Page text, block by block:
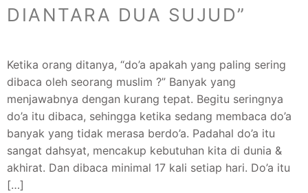
DIANTARA DUA SUJUD”
Ketika orang ditanya, “do’a apakah yang paling sering
dibaca oleh seorang muslim ?” Banyak yang
menjawabnya dengan kurang tepat. Begitu seringnya
do’a itu dibaca, sehingga ketika sedang membaca do’a
banyak yang tidak merasa berdo’a. Padahal do’a itu
sangat dahsyat, mencakup kebutuhan kita di dunia &
akhirat. Dan dibaca minimal 17 kali setiap hari. Do’a itu
[…]